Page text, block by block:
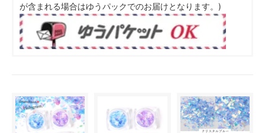
が含まれる場合はゆうパックでのお届けとなります。)